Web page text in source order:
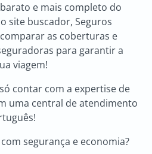
e mais completo do
site buscador, Seguros
as coberturas e
para garantir a
viagem!
contar com a expertise de
uma central de atendimento
segurança e economia?